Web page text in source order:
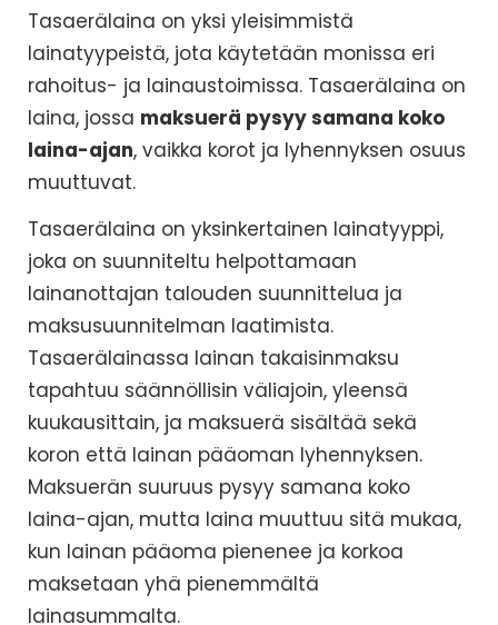
Tasaerälaina on yksi yleisimmistä
lainatyypeistä, jota käytetään monissa eri
rahoitus- ja lainaustoimissa. Tasaerälaina on
laina, jossa maksuerä pysyy samana koko
laina-ajan, vaikka korot ja lyhennyksen osuus
muuttuvat.
Tasaerälaina on yksinkertainen lainatyyppi,
joka on suunniteltu helpottamaan
lainanottajan talouden suunnittelua ja
maksusuunnitelman laatimista.
Tasaerälainassa lainan takaisinmaksu
tapahtuu säännöllisin väliajoin, yleensä
kuukausittain, ja maksuerä sisältää sekä
koron että lainan pääoman lyhennyksen.
Maksuerän suuruus pysyy samana koko
laina-ajan, mutta laina muuttuu sitä mukaa,
kun lainan pääoma pienenee ja korkoa
maksetaan yhä pienemmältä
lainasummalta.